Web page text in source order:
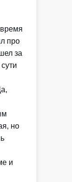
про
за
но
и